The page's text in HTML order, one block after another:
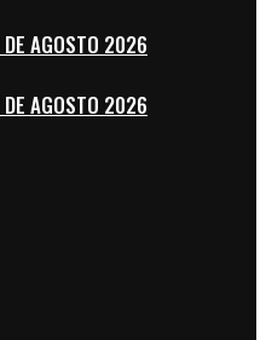
AGOSTO 2026
AGOSTO 2026